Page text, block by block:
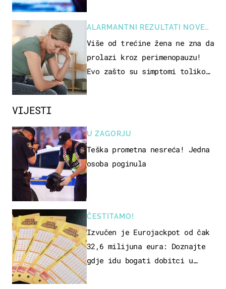
VIJESTI
U ZAGORJU
Teška prometna nesreća! Jedna
osoba poginula
ČESTITAMO!
Izvučen je Eurojackpot od čak
32,6 milijuna eura: Doznajte
gdje idu bogati dobitci u
ALARMANTNI REZULTATI NOVE
STUDIJE
Više od trećine žena ne zna da
prolazi kroz perimenopauzu!
Evo zašto su simptomi toliko